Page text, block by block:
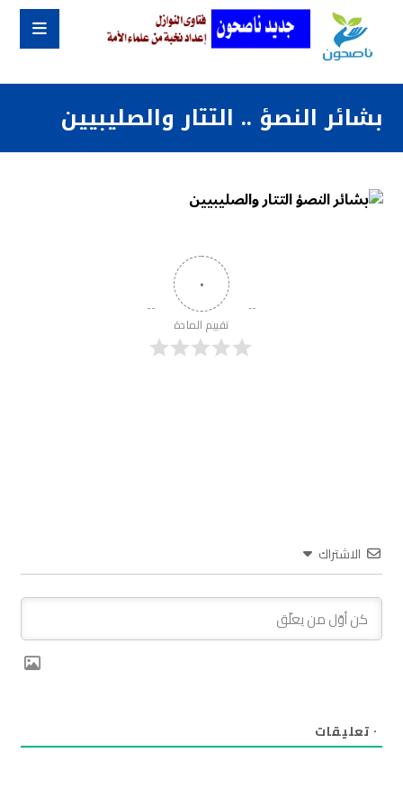
بشائر النصؤ .. التتار والصليبيين
٠
تقييم المادة
الاشتراك
٠ تعليقات